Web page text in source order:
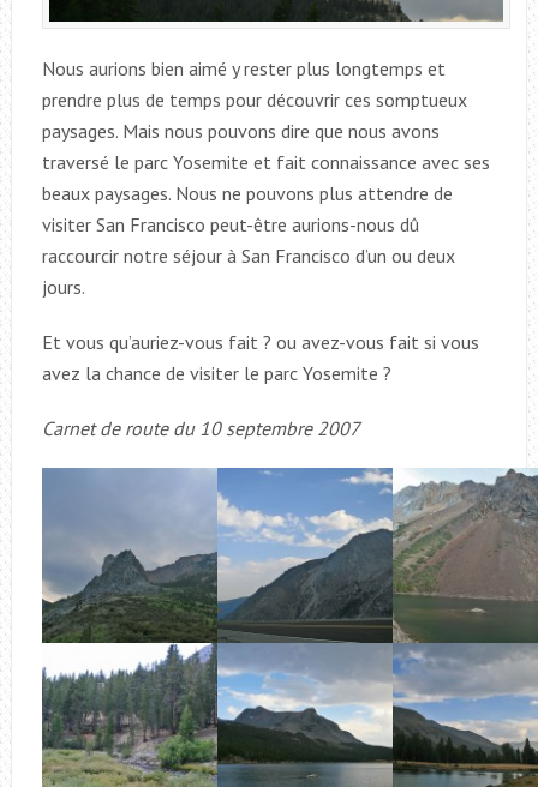
Nous aurions bien aimé y rester plus longtemps et
prendre plus de temps pour découvrir ces somptueux
paysages. Mais nous pouvons dire que nous avons
traversé le parc Yosemite et fait connaissance avec ses
beaux paysages. Nous ne pouvons plus attendre de
visiter San Francisco peut-être aurions-nous dû
raccourcir notre séjour à San Francisco d’un ou deux
jours.
Et vous qu’auriez-vous fait ? ou avez-vous fait si vous
avez la chance de visiter le parc Yosemite ?
Carnet de route du 10 septembre 2007